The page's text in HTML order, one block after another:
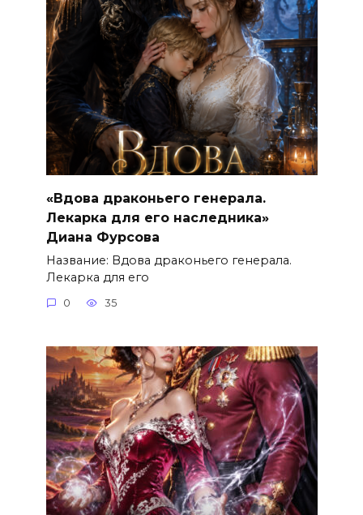
«Вдова драконьего генерала.
Лекарка для его наследника»
Диана Фурсова
Название: Вдова драконьего генерала.
Лекарка для его
0 35